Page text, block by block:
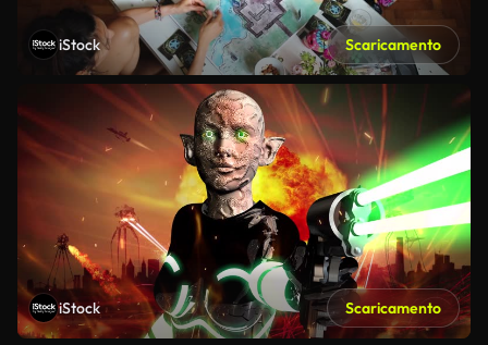
iStock Scaricamento
iStock Scaricamento